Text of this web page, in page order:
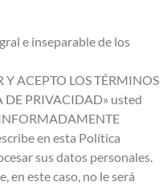
e inseparable de los
Y ACEPTO LOS TÉRMINOS
DE PRIVACIDAD» usted
en esta Política
sus datos personales.
en este caso, no le será